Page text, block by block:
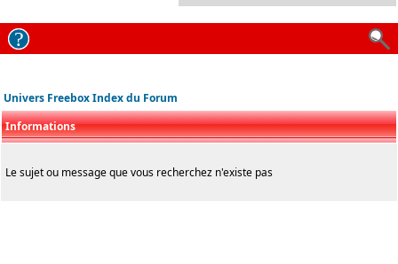
Univers Freebox Index du Forum
Informations
Le sujet ou message que vous recherchez n'existe pas